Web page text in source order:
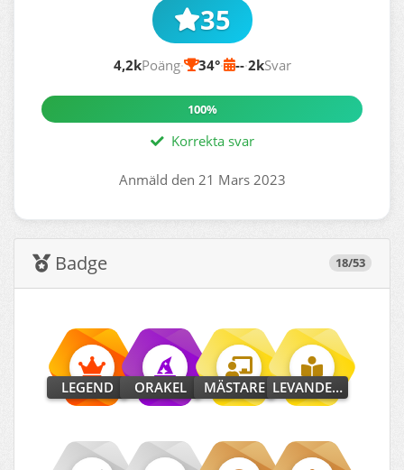
35
4,2kPoäng· 34°· --·2kSvar
100%
Korrekta svar
Anmäld den 21 Mars 2023
Badge 18/53
LEGEND ORAKEL MÄSTARE LEVANDE UPPSLAGSVERK